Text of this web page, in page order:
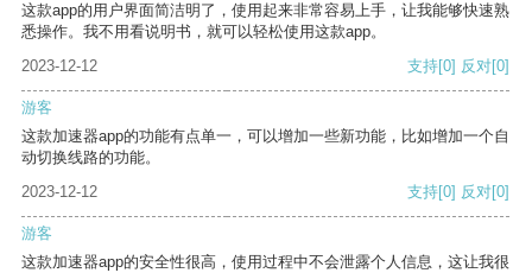
这款app的用户界面简洁明了，使用起来非常容易上手，让我能够快速熟
悉操作。我不用看说明书，就可以轻松使用这款app。
2023-12-12
支持[0] 反对[0]
游客
这款加速器app的功能有点单一，可以增加一些新功能，比如增加一个自
动切换线路的功能。
2023-12-12
支持[0] 反对[0]
游客
这款加速器app的安全性很高，使用过程中不会泄露个人信息，这让我很